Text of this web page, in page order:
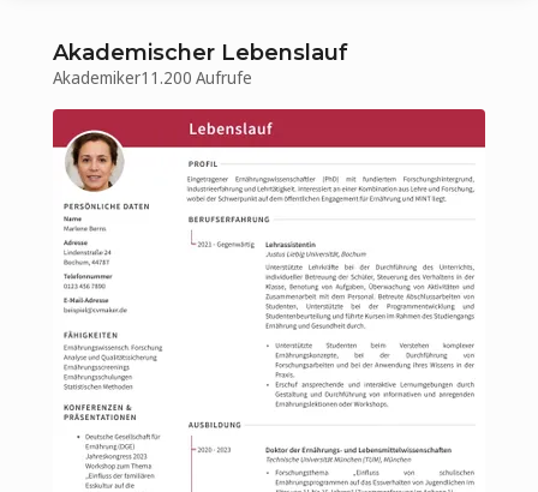
Akademischer Lebenslauf
Akademiker11.200 Aufrufe